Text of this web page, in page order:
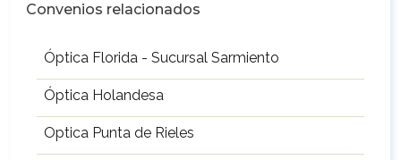
Convenios relacionados
Óptica Florida - Sucursal Sarmiento
Óptica Holandesa
Optica Punta de Rieles